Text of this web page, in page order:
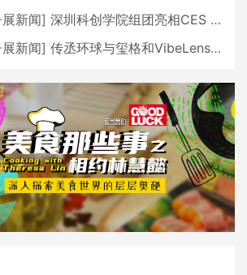
新闻] 深圳科创学院组团亮相CES 广受好评
新闻] 传丞环球与玺格和VibeLens共同推出全新耳机